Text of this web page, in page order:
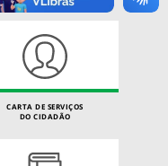
CARTA DE SERVIÇOS
DO CIDADÃO